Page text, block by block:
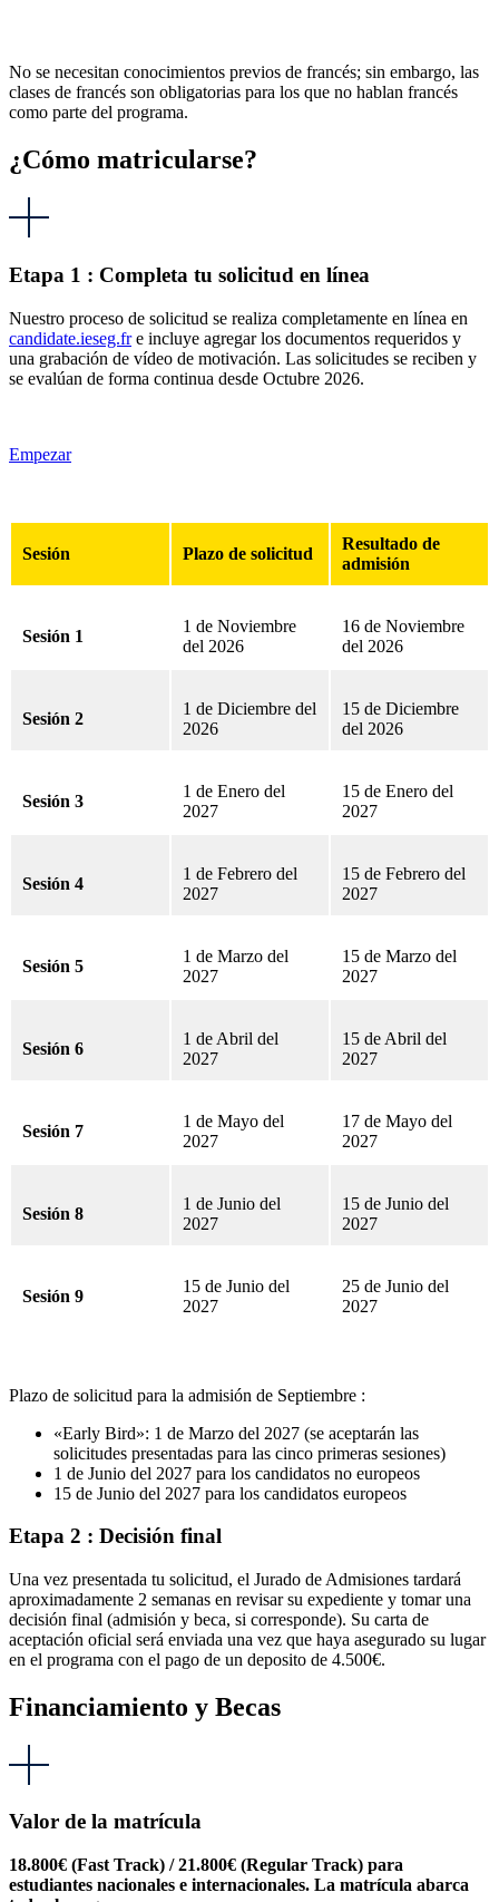
No se necesitan conocimientos previos de francés; sin embargo, las
clases de francés son obligatorias para los que no hablan francés
como parte del programa.
¿Cómo matricularse?
Etapa 1 : Completa tu solicitud en línea
Nuestro proceso de solicitud se realiza completamente en línea en
candidate.ieseg.fre incluye agregar los documentos requeridos y
una grabación de vídeo de motivación. Las solicitudes se reciben y
se evalúan de forma continua desde Octubre 2026.
Empezar
Sesión Plazo de solicitud
Resultado de
admisión
Sesión 1
1 de Noviembre
del 2026
16 de Noviembre
del 2026
Sesión 2
1 de Diciembre del
2026
15 de Diciembre
del 2026
Sesión 3
1 de Enero del
2027
15 de Enero del
2027
Sesión 4
1 de Febrero del
2027
15 de Febrero del
2027
Sesión 5
1 de Marzo del
2027
15 de Marzo del
2027
Sesión 6
1 de Abril del
2027
15 de Abril del
2027
Sesión 7
1 de Mayo del
2027
17 de Mayo del
2027
Sesión 8
1 de Junio del
2027
15 de Junio del
2027
Sesión 9
15 de Junio del
2027
25 de Junio del
2027
Plazo de solicitud para la admisión de Septiembre :
«Early Bird»: 1 de Marzo del 2027 (se aceptarán las
solicitudes presentadas para las cinco primeras sesiones)
1 de Junio del 2027 para los candidatos no europeos
15 de Junio del 2027 para los candidatos europeos
Etapa 2 : Decisión final
Una vez presentada tu solicitud, el Jurado de Admisiones tardará
aproximadamente 2 semanas en revisar su expediente y tomar una
decisión final (admisión y beca, si corresponde). Su carta de
aceptación oficial será enviada una vez que haya asegurado su lugar
en el programa con el pago de un deposito de 4.500€.
Financiamiento y Becas
Valor de la matrícula
18.800€ (Fast Track) / 21.800€ (Regular Track) para
estudiantes nacionales e internacionales. La matrícula abarca